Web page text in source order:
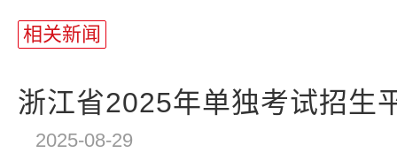
相关新闻
浙江省2025年单独考试招生
2025-08-29